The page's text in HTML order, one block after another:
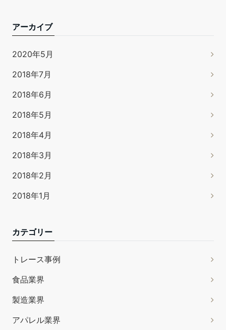
アーカイブ
2020年5月
2018年7月
2018年6月
2018年5月
2018年4月
2018年3月
2018年2月
2018年1月
カテゴリー
トレース事例
食品業界
製造業界
アパレル業界